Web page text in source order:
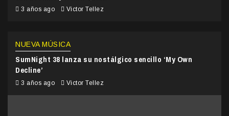
3 años ago Victor Tellez
NUEVA MÚSICA
SumNight 38 lanza su nostálgico sencillo ‘My Own
Decline’
3 años ago Victor Tellez